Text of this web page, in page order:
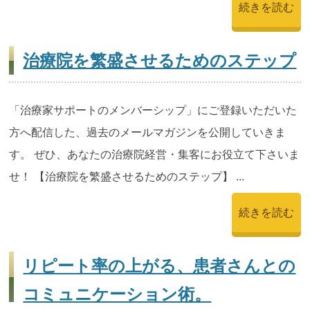
続きを読む
治療院を繁盛させるためのステップ
「治療家サポートのメンバーシップ」にご登録いただいた
方へ配信した、過去のメールマガジンを公開していきま
す。 ぜひ、あなたの治療院経営・集客にお役立て下さいま
せ！ 【治療院を繁盛させるためのステップ】 ...
続きを読む
リピート率の上がる、患者さんとの
コミュニケーション術。